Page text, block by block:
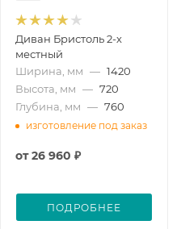
Диван Бристоль 2-х
местный
Ширина, мм — 1420
Высота, мм — 720
Глубина, мм — 760
изготовление под заказ
от26 960 ₽
ПОДРОБНЕЕ